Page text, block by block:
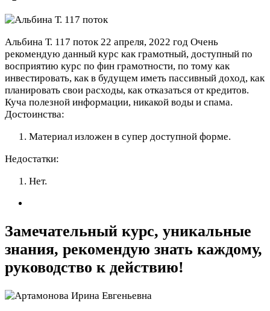
Альбина Т. 117 поток 22 апреля, 2022 год Очень
рекомендую данный курс как грамотный, доступный по
восприятию курс по фин грамотности, по тому как
инвестировать, как в будущем иметь пассивный доход, как
планировать свои расходы, как отказаться от кредитов.
Куча полезной информации, никакой воды и спама.
Достоинства:
Материал изложен в супер доступной форме.
Недостатки:
Нет.
Замечательный курс, уникальные
знания, рекомендую знать каждому,
руководство к действию!